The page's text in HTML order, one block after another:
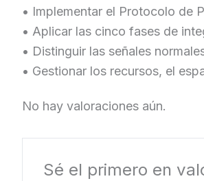
• Implementar el Protocolo de
• Aplicar las cinco fases de
• Distinguir las señales
• Gestionar los recursos, el
No hay valoraciones aún.
Sé el primero en